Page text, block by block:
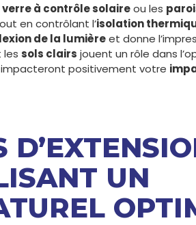
verre à contrôle solaireou les
en contrôlant l’isolation
de la lumièreet donne
les sols clairs jouent un rôle dans
impacteront positivement votre
UN